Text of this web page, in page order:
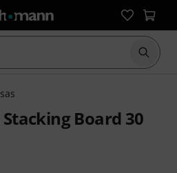
Iniciar
Board 30
de 39 avaliações de clientes